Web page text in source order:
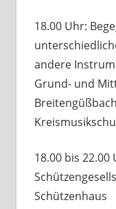
18.00 Uhr:
andere
Grund- und
18.00 bis
Schützenhaus